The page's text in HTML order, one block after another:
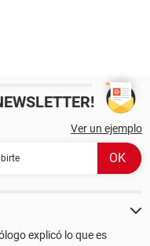
Ver un ejemplo
explicó lo que es